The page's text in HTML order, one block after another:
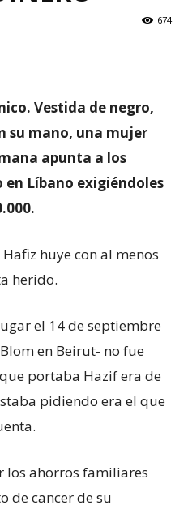
674
Vestida de negro,
su mano, una mujer
apunta a los
en Líbano exigiéndoles
huye con al menos
herido.
el 14 de septiembre
en Beirut- no fue
portaba Hazif era de
pidiendo era el que
los ahorros familiares
de cancer de su